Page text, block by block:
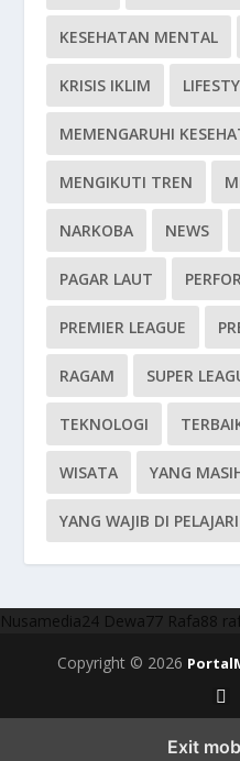
KESEHATAN MENTAL
KRISIS IKLIM
MEMENGARUHI
MENGIKUTI TREN
NARKOBA NEWS
PAGAR LAUT
PREMIER LEAGUE
RAGAM SUPER
TEKNOLOGI
WISATA YANG
YANG WAJIB DI PELAJARI
Nusamedia24 Dewa77 Rafa88
Copyright © 2026
Exit